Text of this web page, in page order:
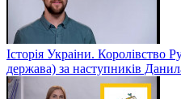
Історія Украіни. Королівство
держава) за наступників